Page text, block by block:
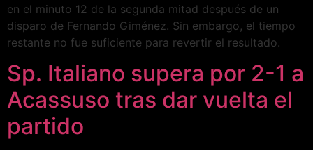
en el minuto 12 de la segunda mitad después de un
disparo de Fernando Giménez. Sin embargo, el tiempo
restante no fue suficiente para revertir el resultado.
Sp. Italiano supera por 2-1 a
Acassuso tras dar vuelta el
partido